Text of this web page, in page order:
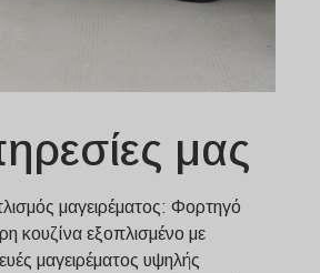
μας
μαγειρέματος: Φορτηγό
κουζίνα εξοπλισμένο με
μαγειρέματος υψηλής